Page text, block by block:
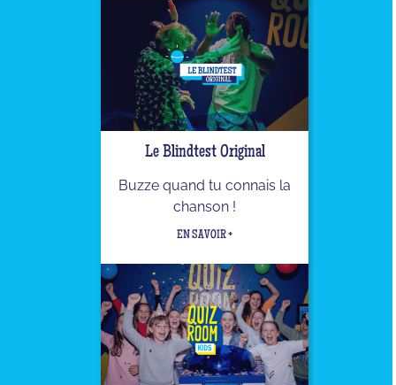
Le Blindtest Original
Buzze quand tu connais la
chanson !
EN SAVOIR +